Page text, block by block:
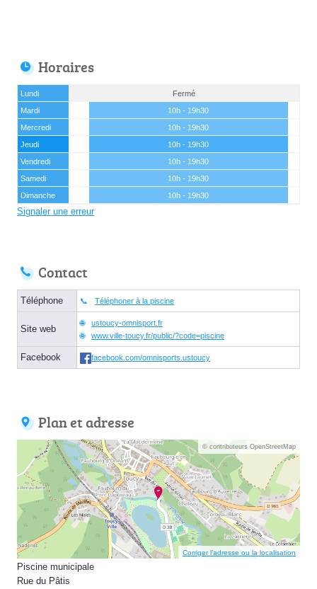
Horaires
Lundi
Fermé
Mardi
10h - 19h30
Mercredi
10h - 19h30
Jeudi
10h - 19h30
Vendredi
10h - 19h30
Samedi
10h - 19h30
Dimanche
10h - 19h30
Signaler une erreur
Contact
Téléphone Téléphoner à la piscine
Site web
ustoucy-omnisport.fr
www.ville-toucy.fr/public/?code=piscine
Facebook facebook.com/omnisports.ustoucy
Plan et adresse
© contributeurs OpenStreetMap
Corriger l’adresse ou la localisation
Piscine municipale
Rue du Pâtis